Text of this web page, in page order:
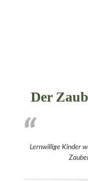
Der
Lernwillige Kinder